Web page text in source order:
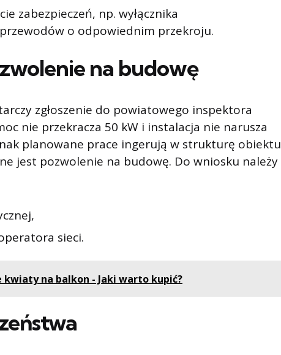
zabezpieczeń, np. wyłącznika
o odpowiednim przekroju.
na budowę
zgłoszenie do powiatowego inspektora
nie przekracza 50 kW i instalacja nie narusza
planowane prace ingerują w strukturę obiektu
jest pozwolenie na budowę. Do wniosku należy
sieci.
na balkon - Jaki warto kupić?